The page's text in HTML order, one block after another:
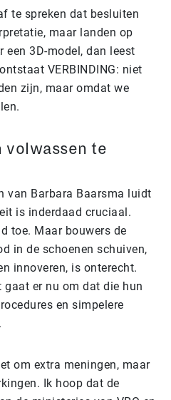
te spreken dat besluiten
maar landen op
3D-model, dan leest
VERBINDING: niet
zijn, maar omdat we
volwassen te
van Barbara Baarsma luidt
is inderdaad cruciaal.
toe. Maar bouwers de
in de schoenen schuiven,
innoveren, is onterecht.
er nu om dat die hun
en simpelere
om extra meningen, maar
Ik hoop dat de